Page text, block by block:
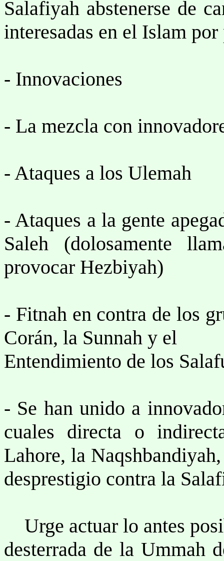
Salafiyah abstenerse de
interesadas en el Islam
- Innovaciones
- La mezcla con
- Ataques a los Ulemah
- Ataques a la gente
Saleh (dolosamente
provocar Hezbiyah)
- Fitnah en contra de los
Corán, la Sunnah y el
Entendimiento de los
- Se han unido a
cuales directa o
Lahore, la
desprestigio contra la
Urge actuar lo antes
desterrada de la Ummah